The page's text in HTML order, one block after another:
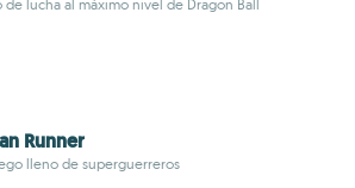
de lucha al máximo nivel de Dragon Ball
Runner
lleno de superguerreros